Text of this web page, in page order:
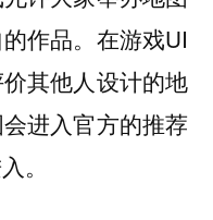
作品。在游戏UI
其他人设计的地
进入官方的推荐
。